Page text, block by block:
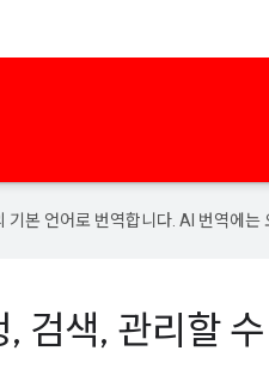
기본 언어로 번역합니다. AI 번역에는
검색, 관리할